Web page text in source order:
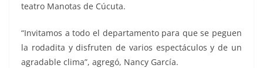
teatro Manotas de Cúcuta.
“Invitamos a todo el departamento para que se peguen
la rodadita y disfruten de varios espectáculos y de un
agradable clima”, agregó, Nancy García.